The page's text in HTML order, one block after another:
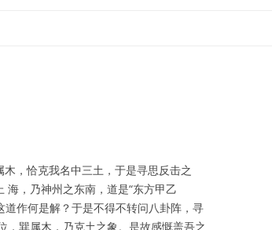
，恰克我名中三土，于是寻思反击之
，乃神州之东南，道是“东方甲乙
道作何是解？于是不得不转问八卦阵，寻
巽属木，乃克土之象。是故感慨盖吾之